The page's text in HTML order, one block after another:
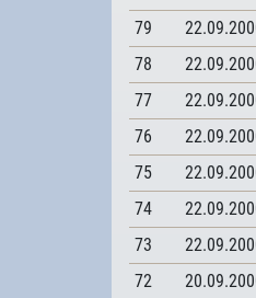
79
78
77
76
75
74
73
72